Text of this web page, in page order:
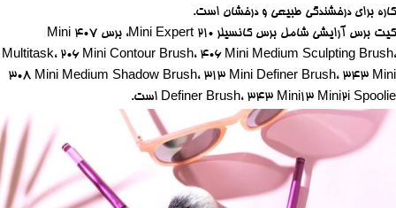
کاره برای درخشندگی طبیعی و درخشان است.
کیت برس آرایشی شامل برس کانسیلر 210 Mini Expert، برس 407 Mini
Multitask، 206 Mini Contour Brush، 406 Mini Medium Sculpting Brush،
308 Mini Medium Shadow Brush، 313 Mini Definer Brush، 343 Mini
Definer Brush، 343 Mini13 Mini2i Spoolie است.